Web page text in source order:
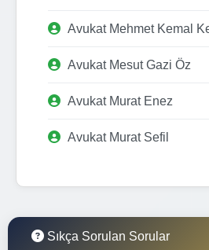
Avukat Mehmet Kemal
Avukat Mesut Gazi Öz
Avukat Murat Enez
Avukat Murat Sefil
Sıkça Sorulan Sorular